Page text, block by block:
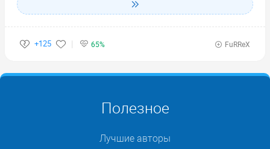
+125 65% FuRReX
Полезное
Лучшие авторы